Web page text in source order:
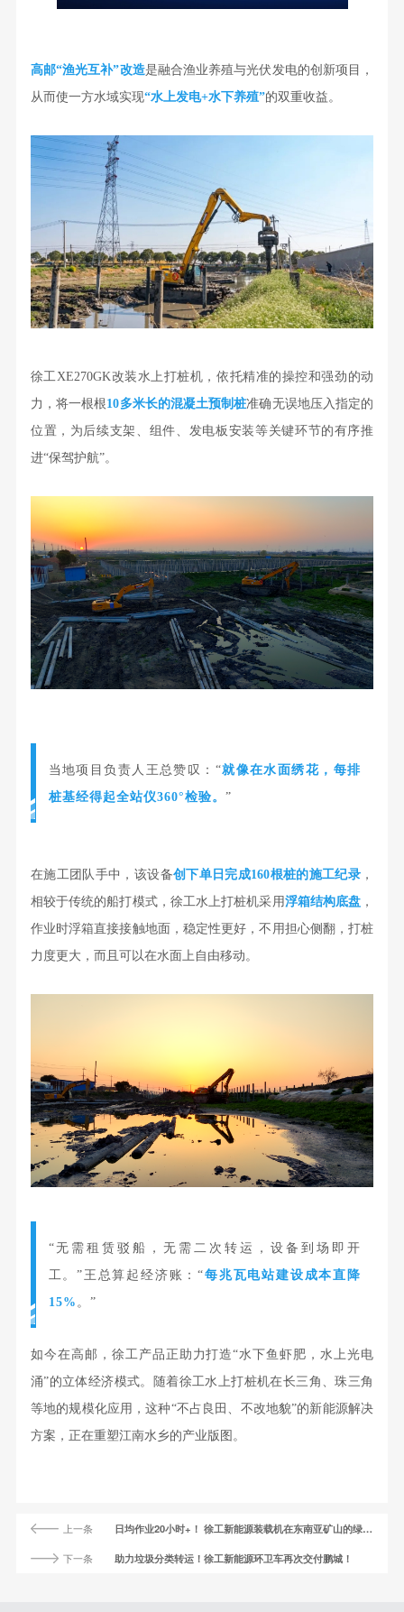
高邮“渔光互补”改造是融合渔业养殖与光伏发电的创新项目，
从而使一方水域实现“水上发电+水下养殖”的双重收益。
徐工XE270GK改装水上打桩机，依托精准的操控和强劲的动
力，将一根根10多米长的混凝土预制桩准确无误地压入指定的
位置，为后续支架、组件、发电板安装等关键环节的有序推
进“保驾护航”。
当地项目负责人王总赞叹：“就像在水面绣花，每排
桩基经得起全站仪360°检验。 ”
在施工团队手中，该设备创下单日完成160根桩的施工纪录 ，
相较于传统的船打模式，徐工水上打桩机采用浮箱结构底盘 ，
作业时浮箱直接接触地面，稳定性更好，不用担心侧翻，打桩
力度更大，而且可以在水面上自由移动。
“无需租赁驳船，无需二次转运，设备到场即开
工。”王总算起经济账：“每兆瓦电站建设成本直降
15% 。”
如今在高邮，徐工产品正助力打造“水下鱼虾肥，水上光电
涌”的立体经济模式。随着徐工水上打桩机在长三角、珠三角
等地的规模化应用，这种“不占良田、不改地貌”的新能源解决
方案，正在重塑江南水乡的产业版图。
上一条 日均作业20小时+！ 徐工新能源装载机在东南亚矿山的绿色实战
下一条 助力垃圾分类转运！徐工新能源环卫车再次交付鹏城！